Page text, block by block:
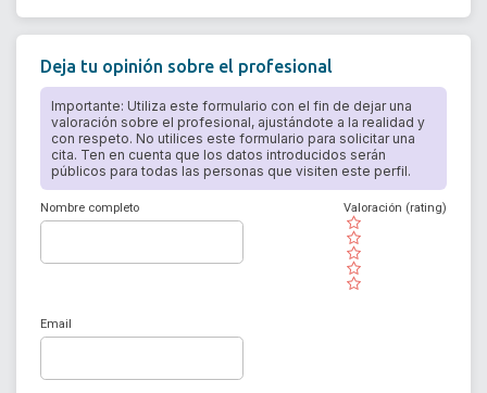
Deja tu opinión sobre el profesional
Importante: Utiliza este formulario con el fin de dejar una
valoración sobre el profesional, ajustándote a la realidad y
con respeto. No utilices este formulario para solicitar una
cita. Ten en cuenta que los datos introducidos serán
públicos para todas las personas que visiten este perfil.
Nombre completo
( )
( )
( )
( )
( )
Valoración (rating)
Email